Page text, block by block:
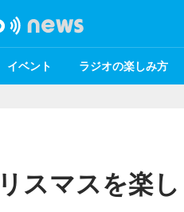
イベント ラジオの楽しみ方
スマスを楽し